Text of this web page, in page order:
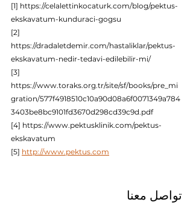
[1] https://celalettinkocaturk.com/blog/pektus-
ekskavatum-kunduraci-gogsu
[2]
https://dradaletdemir.com/hastaliklar/pektus-
ekskavatum-nedir-tedavi-edilebilir-mi/
[3]
https://www.toraks.org.tr/site/sf/books/pre_mi
gration/577f4918510c10a90d08a6f0071349a784
3403be8bc9101fd3670d298cd39c9d.pdf
[4] https://www.pektusklinik.com/pektus-
ekskavatum
[5] http://www.pektus.com
تواصل معنا